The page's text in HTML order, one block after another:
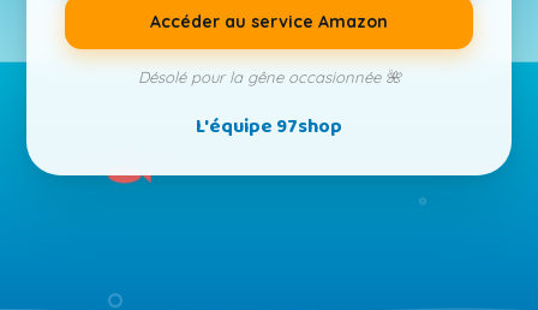
Accéder au service Amazon
Désolé pour la gêne occasionnée 🌺
L'équipe 97shop